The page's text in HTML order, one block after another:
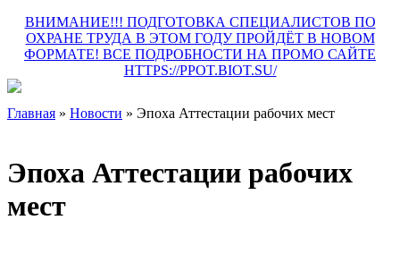
ВНИМАНИЕ!!! ПОДГОТОВКА СПЕЦИАЛИСТОВ ПО
ОХРАНЕ ТРУДА В ЭТОМ ГОДУ ПРОЙДЁТ В НОВОМ
ФОРМАТЕ! ВСЕ ПОДРОБНОСТИ НА ПРОМО САЙТЕ
HTTPS://PPOT.BIOT.SU/
Главная » Новости » Эпоха Аттестации рабочих мест
Эпоха Аттестации рабочих
мест